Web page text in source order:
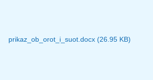
prikaz_ob_orot_i_suot.docx (26.95 KB)